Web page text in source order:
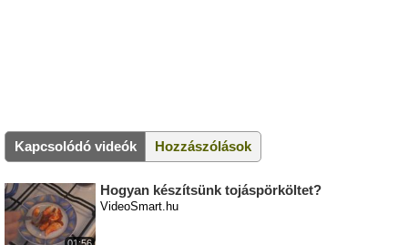
Kapcsolódó videók Hozzászólások
Hogyan készítsünk tojáspörköltet?
VideoSmart.hu